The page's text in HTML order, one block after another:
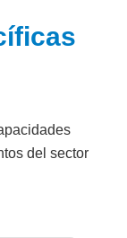
del sector